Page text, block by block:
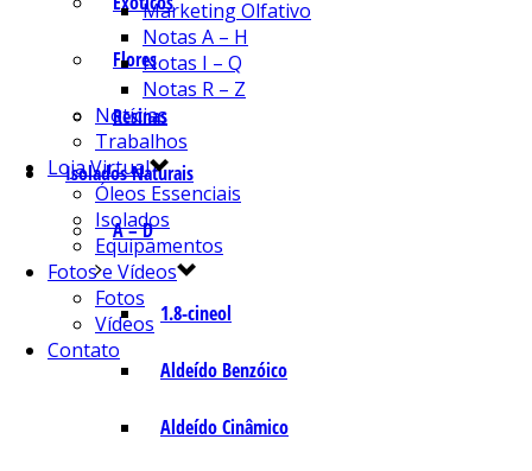
Flores
Resinas
Isolados Naturais
A – D
1.8-cineol
Aldeído Benzóico
Aldeído Cinâmico
Marketing Olfativo
Notas A – H
Notas I – Q
Notas R – Z
Notícias
Trabalhos
Loja Virtual
Óleos Essenciais
Isolados
Equipamentos
Fotos e Vídeos
Fotos
Vídeos
Contato